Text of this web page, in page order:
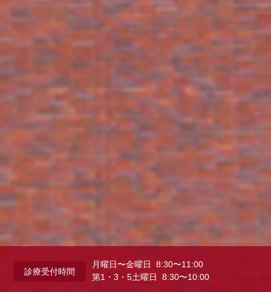
診療受付時間
月曜日〜金曜日 8:30〜11:00
第1・3・5土曜日 8:30〜10:00